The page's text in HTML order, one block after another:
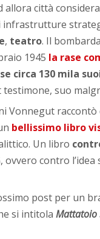
allora città
infrastrutture
, teatro. Il
1945 la rase
circa 130 mila
suo
Vonnegut raccontò
bellissimo libro
Un libro
ovvero contro l’idea
post per un
si intitolaMattatoio